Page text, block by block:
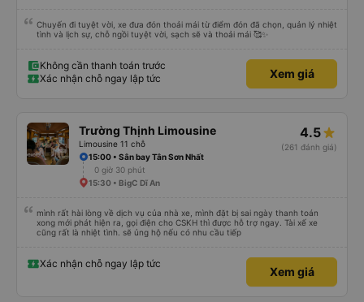
Chuyến đi tuyệt vời, xe đưa đón thoải mái từ điểm đón đã chọn, quản lý nhiệt
tình và lịch sự, chỗ ngồi tuyệt vời, sạch sẽ và thoải mái 🥰✨
Không cần thanh toán trước
Xác nhận chỗ ngay lập tức
Xem giá
Trường Thịnh Limousine
Limousine 11 chỗ
4.5
(261 đánh giá)
15:00 • Sân bay Tân Sơn Nhất
0 giờ 30 phút
15:30 • BigC Dĩ An
mình rất hài lòng về dịch vụ của nhà xe, mình đặt bị sai ngày thanh toán
xong mới phát hiện ra, gọi điện cho CSKH thì được hỗ trợ ngay. Tài xế xe
cũng rất là nhiệt tình. sẽ ủng hộ nếu có nhu cầu tiếp
Xác nhận chỗ ngay lập tức
Xem giá